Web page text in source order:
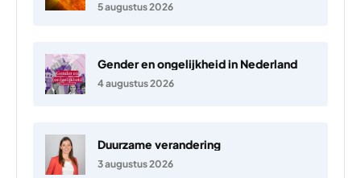
5 augustus 2026
Gender en ongelijkheid in Nederland
4 augustus 2026
Duurzame verandering
3 augustus 2026